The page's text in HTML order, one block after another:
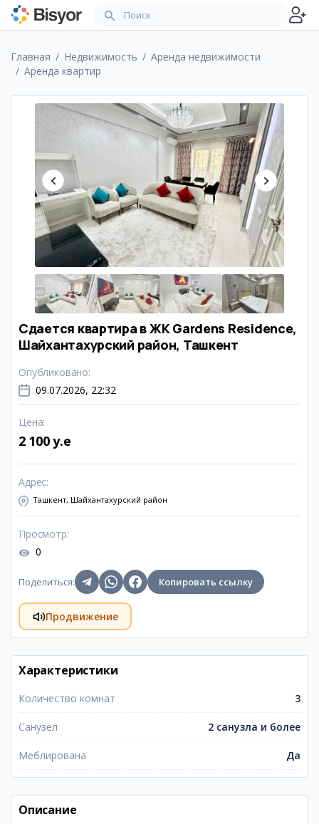
Главная Недвижимость
Аренда недвижимости
Аренда квартир
Сдается квартира в ЖК Gardens Residence,
Шайхантахурский район, Ташкент
Опубликовано:
09.07.2026, 22:32
Цена:
2 100 y.e
Адрес:
Ташкент, Шайхантахурский район
Просмотр:
0
Поделиться: Копировать ссылку
Продвижение
Характеристики
Количество комнат 3
Санузел 2 санузла и более
Меблирована Да
Описание